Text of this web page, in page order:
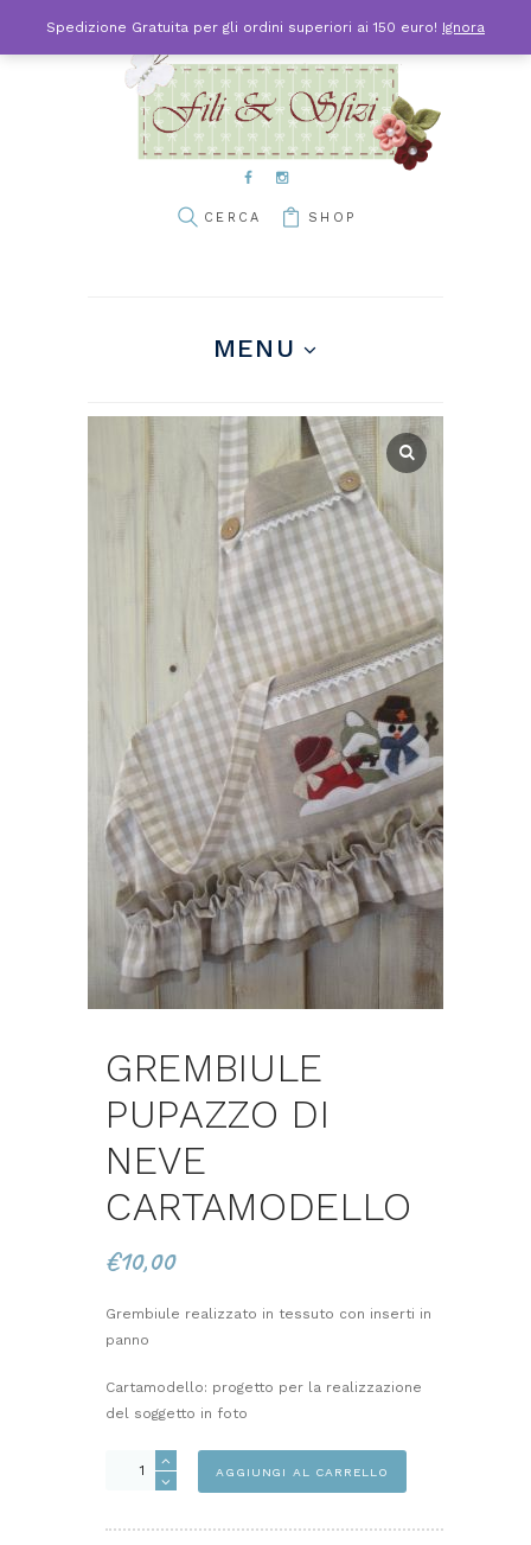
SHOP
MENU
GREMBIULE
PUPAZZO DI
NEVE
CARTAMODELLO
€10,00
Grembiule realizzato in tessuto con inserti in
panno
Cartamodello: progetto per la realizzazione
del soggetto in foto
GREMBIULE
PUPAZZO
AGGIUNGI AL CARRELLO
Spedizione Gratuita per gli ordini superiori ai 150 euro! Ignora